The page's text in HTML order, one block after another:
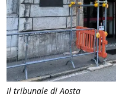
Il tribunale di Aosta